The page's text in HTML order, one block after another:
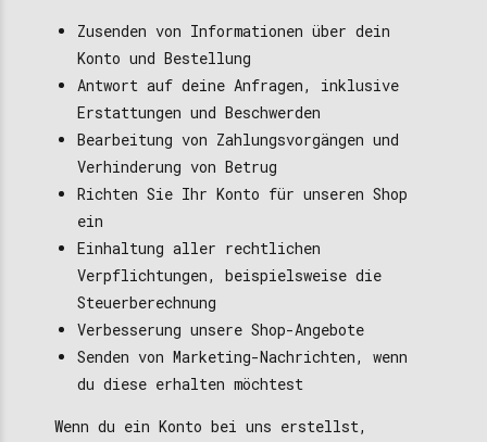
Zusenden von Informationen über dein
Konto und Bestellung
Antwort auf deine Anfragen, inklusive
Erstattungen und Beschwerden
Bearbeitung von Zahlungsvorgängen und
Verhinderung von Betrug
Richten Sie Ihr Konto für unseren Shop
ein
Einhaltung aller rechtlichen
Verpflichtungen, beispielsweise die
Steuerberechnung
Verbesserung unsere Shop-Angebote
Senden von Marketing-Nachrichten, wenn
du diese erhalten möchtest
Wenn du ein Konto bei uns erstellst,